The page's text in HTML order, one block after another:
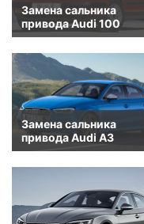
Замена сальника
привода Audi 100
Замена сальника
привода Audi A3